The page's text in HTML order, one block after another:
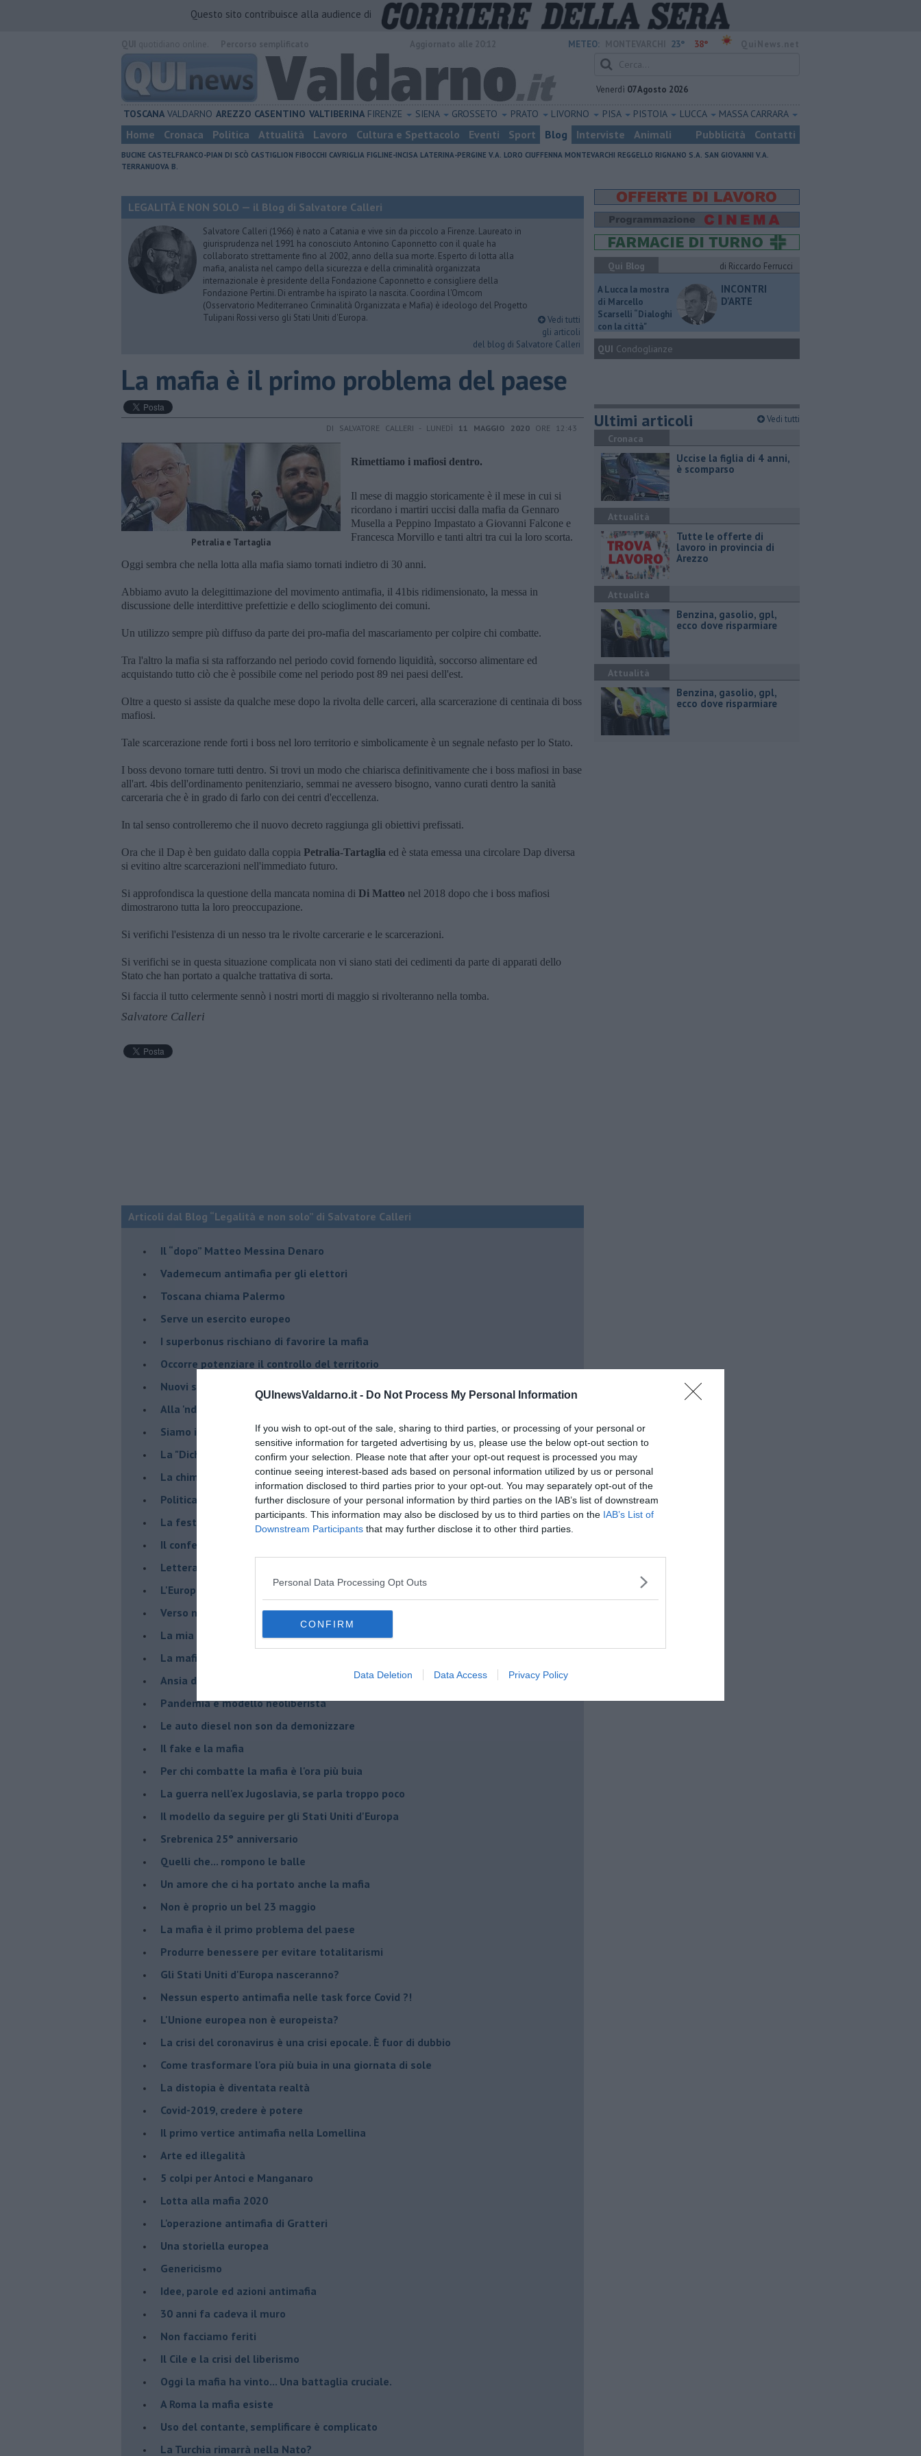
QUInewsValdarno.it - Do Not Process My Personal Information
If you wish to opt-out of the sale, sharing to third parties, or processing of your personal or
sensitive information for targeted advertising by us, please use the below opt-out section to
confirm your selection. Please note that after your opt-out request is processed you may
continue seeing interest-based ads based on personal information utilized by us or personal
information disclosed to third parties prior to your opt-out. You may separately opt-out of the
further disclosure of your personal information by third parties on the IAB’s list of downstream
participants. This information may also be disclosed by us to third parties on the IAB’s List of
Downstream Participants that may further disclose it to other third parties.
Personal Data Processing Opt Outs
CONFIRM
Data Deletion Data Access Privacy Policy
Questo sito contribuisce alla audience di
METEO: 23° 38°
Venerdì 07 Agosto 2026
TOSCANA VALDARNO AREZZO CASENTINO VALTIBERINA FIRENZE SIENA GROSSETO PRATO LIVORNO PISA PISTOIA LUCCA MASSA CARRARA
Home Cronaca Politica Attualità Lavoro Cultura e Spettacolo Eventi Sport Blog Interviste Animali Pubblicità Contatti
BUCINE CASTELFRANCO-PIAN DI SCÒ CASTIGLION FIBOCCHI CAVRIGLIA FIGLINE-INCISA LATERINA-PERGINE V.A. LORO CIUFFENNA MONTEVARCHI REGGELLO RIGNANO S.A. SAN GIOVANNI V.A.
TERRANUOVA B.
LEGALITÀ E NON SOLO — il Blog di Salvatore Calleri
Salvatore Calleri (1966) è nato a Catania e vive sin da piccolo a Firenze. Laureato in
giurisprudenza nel 1991 ha conosciuto Antonino Caponnetto con il quale ha
collaborato strettamente fino al 2002, anno della sua morte. Esperto di lotta alla
mafia, analista nel campo della sicurezza e della criminalità organizzata
internazionale è presidente della Fondazione Caponnetto e consigliere della
Fondazione Pertini. Di entrambe ha ispirato la nascita. Coordina l'Omcom
(Osservatorio Mediterraneo Criminalità Organizzata e Mafia) è ideologo del Progetto
Tulipani Rossi verso gli Stati Uniti d'Europa.
Vedi tutti
gli articoli
del blog di Salvatore Calleri
La mafia è il primo problema del paese
DI SALVATORE CALLERI - LUNEDÌ 11 MAGGIO 2020 ORE 12:43
Petralia e Tartaglia
Rimettiamo i mafiosi dentro.
Il mese di maggio storicamente è il mese in cui si
ricordano i martiri uccisi dalla mafia da Gennaro
Musella a Peppino Impastato a Giovanni Falcone e
Francesca Morvillo e tanti altri tra cui la loro scorta.
Oggi sembra che nella lotta alla mafia siamo tornati indietro di 30 anni.
Abbiamo avuto la delegittimazione del movimento antimafia, il 41bis ridimensionato, la messa in
discussione delle interdittive prefettizie e dello scioglimento dei comuni.
Un utilizzo sempre più diffuso da parte dei pro-mafia del mascariamento per colpire chi combatte.
Tra l'altro la mafia si sta rafforzando nel periodo covid fornendo liquidità, soccorso alimentare ed
acquistando tutto ciò che è possibile come nel periodo post 89 nei paesi dell'est.
Oltre a questo si assiste da qualche mese dopo la rivolta delle carceri, alla scarcerazione di centinaia di boss
mafiosi.
Tale scarcerazione rende forti i boss nel loro territorio e simbolicamente è un segnale nefasto per lo Stato.
I boss devono tornare tutti dentro. Si trovi un modo che chiarisca definitivamente che i boss mafiosi in base
all'art. 4bis dell'ordinamento penitenziario, semmai ne avessero bisogno, vanno curati dentro la sanità
carceraria che è in grado di farlo con dei centri d'eccellenza.
In tal senso controlleremo che il nuovo decreto raggiunga gli obiettivi prefissati.
Ora che il Dap è ben guidato dalla coppia Petralia-Tartaglia ed è stata emessa una circolare Dap diversa
si evitino altre scarcerazioni nell'immediato futuro.
Si approfondisca la questione della mancata nomina di Di Matteo nel 2018 dopo che i boss mafiosi
dimostrarono tutta la loro preoccupazione.
Si verifichi l'esistenza di un nesso tra le rivolte carcerarie e le scarcerazioni.
Si verifichi se in questa situazione complicata non vi siano stati dei cedimenti da parte di apparati dello
Stato che han portato a qualche trattativa di sorta.
Si faccia il tutto celermente sennò i nostri morti di maggio si rivolteranno nella tomba.
Salvatore Calleri
Articoli dal Blog “Legalità e non solo” di Salvatore Calleri
Il “dopo” Matteo Messina Denaro
Vademecum antimafia per gli elettori
Toscana chiama Palermo
Serve un esercito europeo
I superbonus rischiano di favorire la mafia
Occorre potenziare il controllo del territorio
​Nuovi scenari narcos a Firenze?
Alla 'ndrangheta piace la Toscana
Siamo in una situazione di Red Alert
La "Dichiarazione di Vallombrosa"
La chimera dell'esercito europeo
Politicamente scorrevole
La festa dell'Europa
Il confederalismo è un nodo che viene al pettine
Lettera al Presidente Draghi
L'Europa non regge il confronto con USA, Russia e Cina
Verso nuovi modelli economici postpandemia
​La mia generazione... Quella dell'alluvione 1966
​La mafia sanitaria ai tempi del covid
Ansia da Covid
Pandemia e modello neoliberista
Le auto diesel non son da demonizzare
​Il fake e la mafia
Per chi combatte la mafia è l'ora più buia
La guerra nell'ex Jugoslavia, se parla troppo poco
Il modello da seguire per gli Stati Uniti d'Europa
Srebrenica 25° anniversario
Quelli che... rompono le balle
Un amore che ci ha portato anche la mafia
Non è proprio un bel 23 maggio
La mafia è il primo problema del paese
Produrre benessere per evitare totalitarismi
Gli Stati Uniti d'Europa nasceranno?
Nessun esperto antimafia nelle task force Covid ?!
L'Unione europea non è europeista?
La crisi del coronavirus è una crisi epocale. È fuor di dubbio
Come trasformare l'ora più buia in una giornata di sole
​La distopia è diventata realtà
Covid-2019, credere è potere
Il primo vertice antimafia nella Lomellina
Arte ed illegalità
​5 colpi per Antoci e Manganaro
Lotta alla mafia 2020
L'operazione antimafia di Gratteri
Una storiella europea
Genericismo
Idee, parole ed azioni antimafia
30 anni fa cadeva il muro
Non facciamo feriti
Il Cile e la crisi del liberismo
Oggi la mafia ha vinto... Una battaglia cruciale.
A Roma la mafia esiste
Uso del contante, semplificare è complicato
La Turchia rimarrà nella Nato?
Qui Blog
di Riccardo Ferrucci
A Lucca la mostra
di Marcello
Scarselli “Dialoghi
con la città"
INCONTRI
D'ARTE
QUI Condoglianze
Ultimi articoli Vedi tutti
Cronaca
Uccise la figlia di 4 anni,
è scomparso
Attualità
​Tutte le offerte di
lavoro in provincia di
Arezzo
Attualità
​Benzina, gasolio, gpl,
ecco dove risparmiare
Attualità
​Benzina, gasolio, gpl,
ecco dove risparmiare